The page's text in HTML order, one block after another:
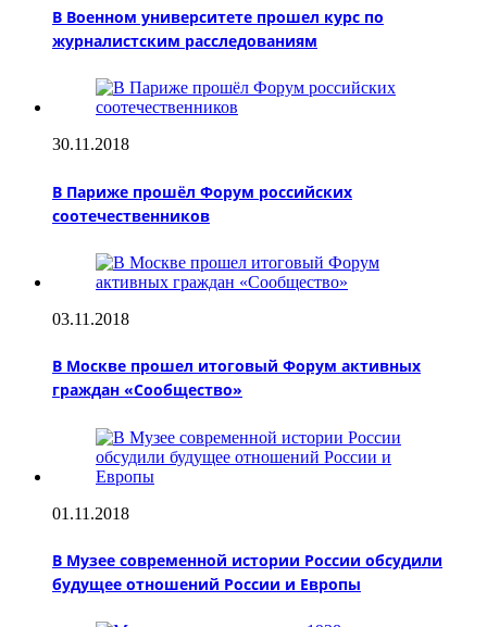
В Военном университете прошел курс по
журналистским расследованиям
30.11.2018
В Париже прошёл Форум российских
соотечественников
03.11.2018
В Москве прошел итоговый Форум активных
граждан «Сообщество»
01.11.2018
В Музее современной истории России обсудили
будущее отношений России и Европы